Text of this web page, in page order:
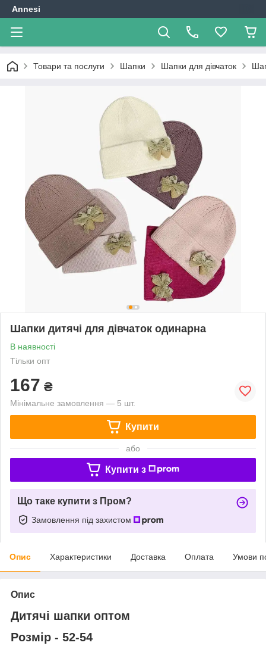
Annesi
Товари та послуги Шапки Шапки для дівчаток
Шапки дитячі для дівчаток одинарна
В наявності
Тільки опт
167 ₴
Мінімальне замовлення — 5 шт.
Купити
або
Купити з
Що таке купити з Пром?
Замовлення під захистом
Опис Характеристики Доставка Оплата Умови
Опис
Дитячі шапки оптом
Розмір - 52-54